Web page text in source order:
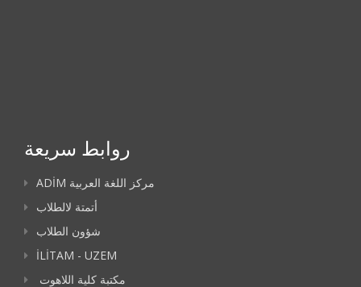
روابط سريعة
ADİM مركز اللغة العربية
أتمتة لالطلاب
شؤون الطلاب
İLİTAM - UZEM
مكتبة كلية اللاهوت